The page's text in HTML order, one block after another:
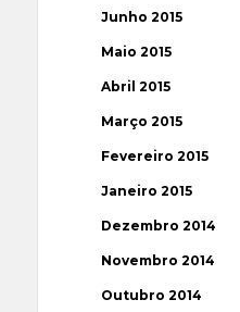
Junho 2015
Maio 2015
Abril 2015
Março 2015
Fevereiro 2015
Janeiro 2015
Dezembro 2014
Novembro 2014
Outubro 2014